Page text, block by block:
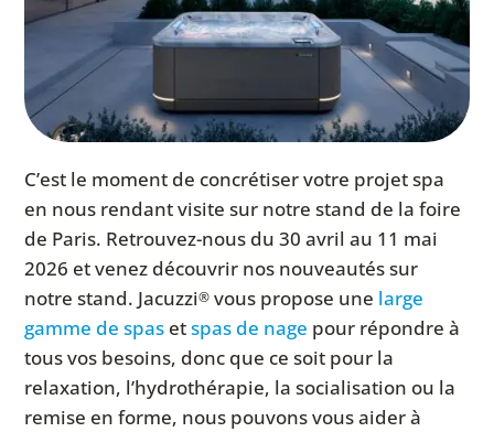
C’est le moment de concrétiser votre projet spa
en nous rendant visite sur notre stand de la foire
de Paris. Retrouvez-nous du 30 avril au 11 mai
2026 et venez découvrir nos nouveautés sur
notre stand. Jacuzzi® vous propose une large
gamme de spas etspas de nage pour répondre à
tous vos besoins, donc que ce soit pour la
relaxation, l’hydrothérapie, la socialisation ou la
remise en forme, nous pouvons vous aider à